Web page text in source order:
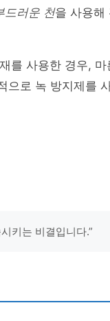
드러운 천을 사용해
를 사용한 경우, 마
으로 녹 방지제를
키는 비결입니다.”